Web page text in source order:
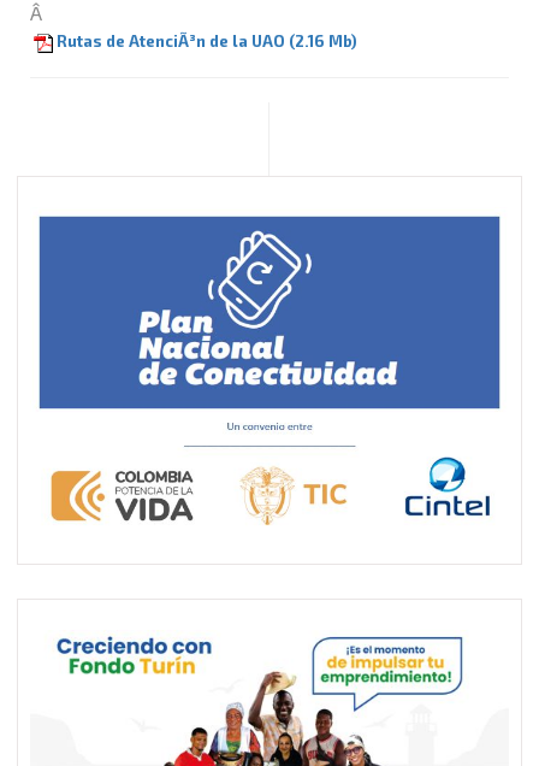
Â
Rutas de AtenciÃ³n de la UAO (2.16 Mb)